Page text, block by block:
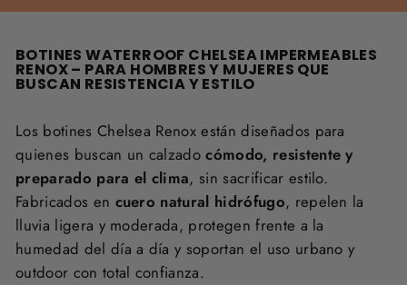
BOTINES WATERROOF CHELSEA IMPERMEABLES
RENOX – PARA HOMBRES Y MUJERES QUE
BUSCAN RESISTENCIA Y ESTILO
Los botines Chelsea Renox están diseñados para
quienes buscan un calzadocómodo, resistente y
preparado para el clima, sin sacrificar estilo.
Fabricados en cuero natural hidrófugo, repelen la
lluvia ligera y moderada, protegen frente a la
humedad del día a día y soportan el uso urbano y
outdoor con total confianza.